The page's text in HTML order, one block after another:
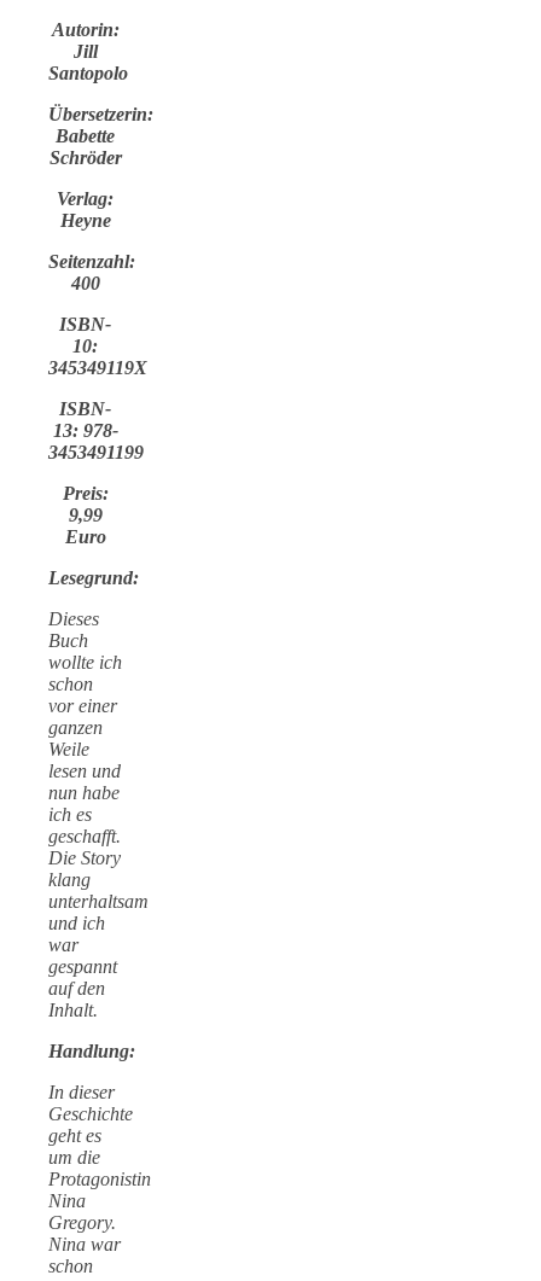
Autorin:
Jill
Santopolo
Übersetzerin:
Babette
Schröder
Verlag:
Heyne
Seitenzahl:
400
ISBN-
10:
345349119X
ISBN-
13: 978-
3453491199
Preis:
9,99
Euro
Lesegrund:
Dieses
Buch
wollte ich
schon
vor einer
ganzen
Weile
lesen und
nun habe
ich es
geschafft.
Die Story
klang
unterhaltsam
und ich
war
gespannt
auf den
Inhalt.
Handlung:
In dieser
Geschichte
geht es
um die
Protagonistin
Nina
Gregory.
Nina war
schon